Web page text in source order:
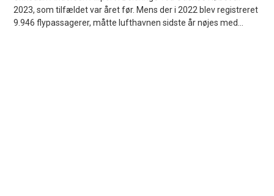
2023, som tilfældet var året før. Mens der i 2022 blev registreret
9.946 flypassagerer, måtte lufthavnen sidste år nøjes med...